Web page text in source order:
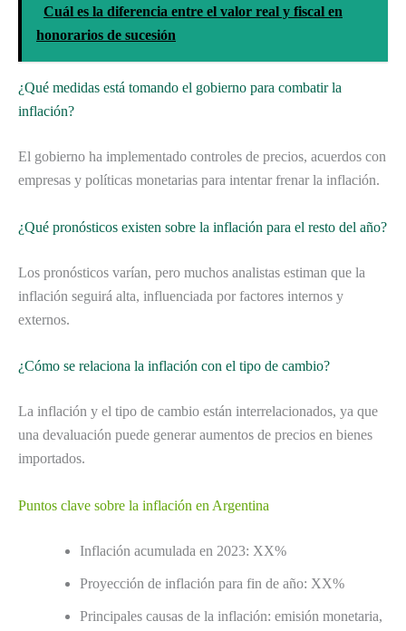
Cuál es la diferencia entre el valor real y fiscal en
honorarios de sucesión
¿Qué medidas está tomando el gobierno para combatir la
inflación?
El gobierno ha implementado controles de precios, acuerdos con
empresas y políticas monetarias para intentar frenar la inflación.
¿Qué pronósticos existen sobre la inflación para el resto del año?
Los pronósticos varían, pero muchos analistas estiman que la
inflación seguirá alta, influenciada por factores internos y
externos.
¿Cómo se relaciona la inflación con el tipo de cambio?
La inflación y el tipo de cambio están interrelacionados, ya que
una devaluación puede generar aumentos de precios en bienes
importados.
Puntos clave sobre la inflación en Argentina
Inflación acumulada en 2023: XX%
Proyección de inflación para fin de año: XX%
Principales causas de la inflación: emisión monetaria,